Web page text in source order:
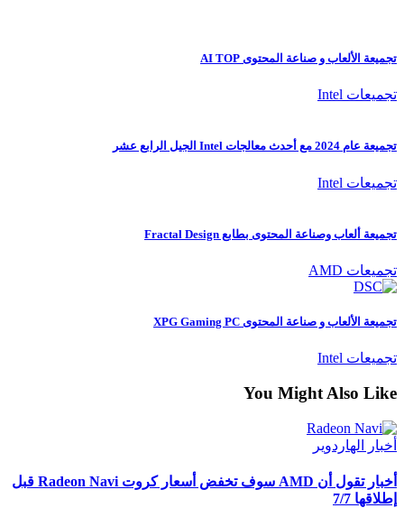
تجميعة الألعاب و صناعة المحتوى AI TOP
تجميعات Intel
تجميعة عام 2024 مع أحدث معالجات Intel الجيل الرابع عشر
تجميعات Intel
تجميعة ألعاب وصناعة المحتوى بطابع Fractal Design
تجميعات AMD
تجميعة الألعاب و صناعة المحتوى XPG Gaming PC
تجميعات Intel
You Might Also Like
أخبار الهاردوير
أخبار تقول أن AMD سوف تخفض أسعار كروت Radeon Navi قبل
إطلاقها 7/7